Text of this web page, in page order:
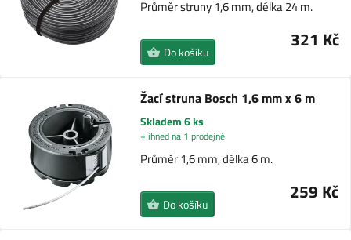
Průměr struny 1,6 mm, délka 24 m.
321 Kč
Do košíku
Žací struna Bosch 1,6 mm x 6 m
Skladem 6 ks
+ ihned na 1 prodejně
Průměr 1,6 mm, délka 6 m.
259 Kč
Do košíku